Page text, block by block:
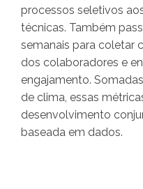
processos seletivos
técnicas. Também
semanais para coletar
dos colaboradores e
engajamento.
de clima, essas
desenvolvimento
baseada em dados.